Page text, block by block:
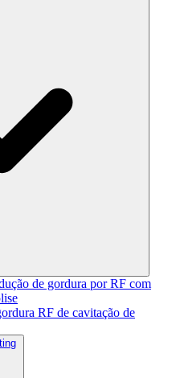
de gordura por RF com
RF de cavitação de